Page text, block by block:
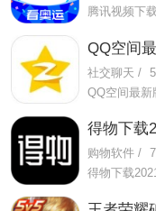
QQ空间
社交聊天 /
得物下载
购物软件 /